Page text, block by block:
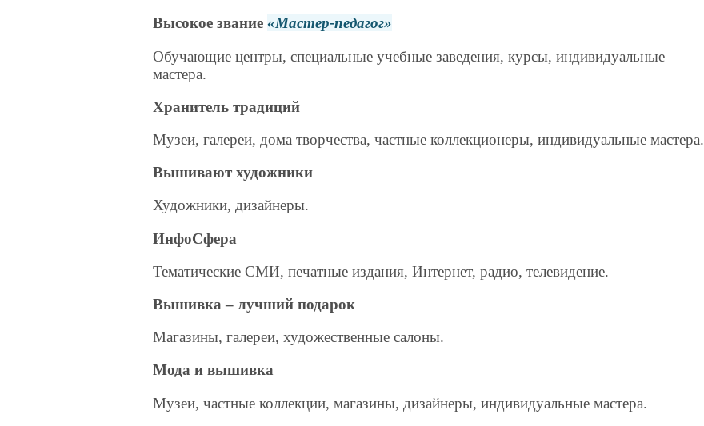
Высокое звание Мастер-педагог
Обучающие центры, специальные учебные заведения, курсы, индивидуальные
мастера.
Хранитель традиций
Музеи, галереи, дома творчества, частные коллекционеры, индивидуальные мастера.
Вышивают художники
Художники, дизайнеры.
ИнфоСфера
Тематические СМИ, печатные издания, Интернет, радио, телевидение.
Вышивка – лучший подарок
Магазины, галереи, художественные салоны.
Мода и вышивка
Музеи, частные коллекции, магазины, дизайнеры, индивидуальные мастера.